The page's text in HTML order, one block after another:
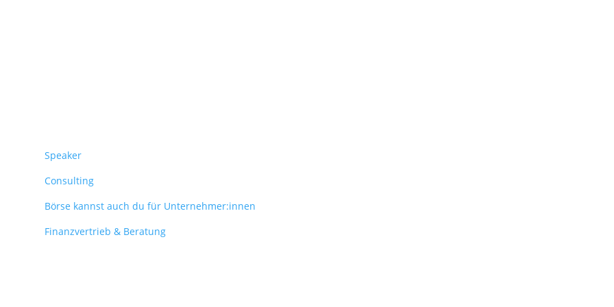
Speaker
Consulting
Börse kannst auch du für Unternehmer:innen
Finanzvertrieb & Beratung